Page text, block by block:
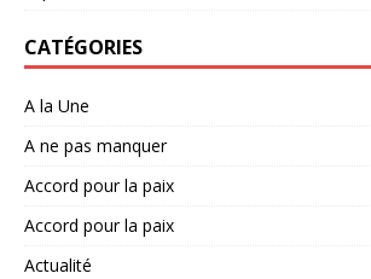
CATÉGORIES
A la Une
A ne pas manquer
Accord pour la paix
Accord pour la paix
Actualité